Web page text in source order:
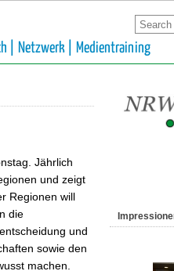
| Netzwerk | Medientraining
Jährlich
und zeigt
Regionen will
die
und
sowie den
machen.